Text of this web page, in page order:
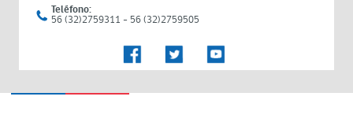
Teléfono:
56 (32)2759311 - 56 (32)2759505